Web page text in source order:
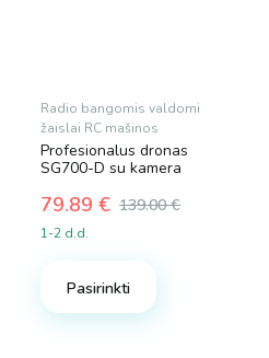
Radio bangomis valdomi
žaislai RC mašinos
Profesionalus dronas
SG700-D su kamera
139.00€
Original
price
139.00 €.
79.89 €
Current
price
79.89 €.
1-2 d.d.
Pasirinkti